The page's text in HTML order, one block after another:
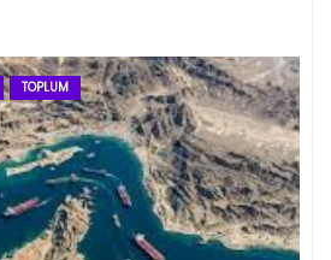
TOPLUM